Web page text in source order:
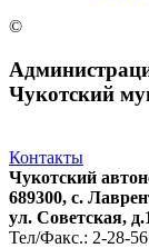
©
Чукотский
Контакты
Чукотский
689300, с.
ул. Советская,
Тел/Факс.: 2-28-56